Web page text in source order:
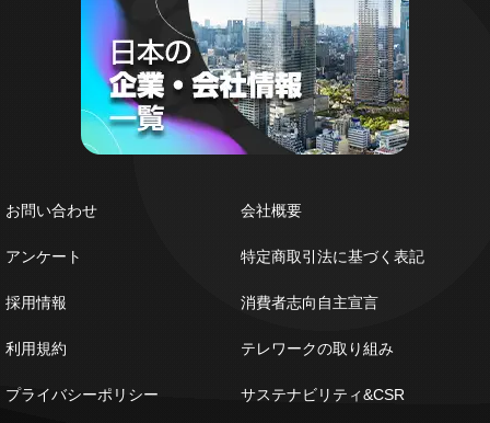
お問い合わせ
アンケート
採用情報
利用規約
プライバシーポリシー
会社概要
特定商取引法に基づく表記
消費者志向自主宣言
テレワークの取り組み
サステナビリティ&CSR